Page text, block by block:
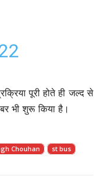
पूरी होते ही जल्द से
भी शुरू किया है।
Chouhan st bus